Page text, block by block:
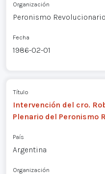
Organización
Peronismo
Fecha
1986-02-01
Título
Intervención del cro.
Plenario del Peronismo
País
Argentina
Organización